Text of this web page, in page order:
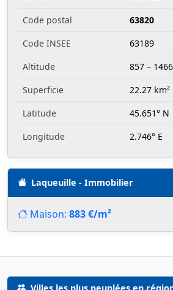
Code postal
63820
Code INSEE
63189
Altitude
857 –
Superficie
22.27 km²
Latitude
45.651° N
Longitude
2.746° E
Laqueuille - Immobilier
Maison: 883 €/m²
Villes les plus peuplées en